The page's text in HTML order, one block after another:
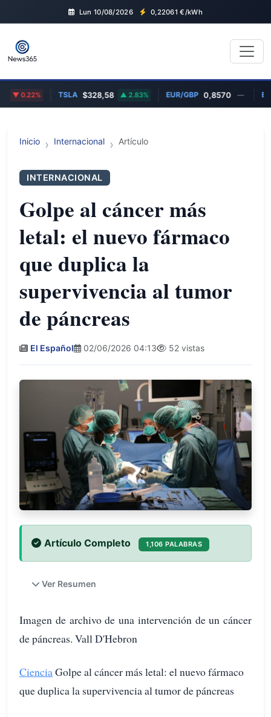
Lun 10/08/2026 0,22061 €/kWh
0.22% TSLA $328,58 2.83% EUR/GBP 0,8570 — BTC
Inicio Internacional Artículo
INTERNACIONAL
Golpe al cáncer más
letal: el nuevo fármaco
que duplica la
supervivencia al tumor
de páncreas
El Español 02/06/2026 04:13 52 vistas
Artículo Completo 1,106 PALABRAS
Ver Resumen
Imagen de archivo de una intervención de un cáncer
de páncreas. Vall D'Hebron
CienciaGolpe al cáncer más letal: el nuevo fármaco
que duplica la supervivencia al tumor de páncreas